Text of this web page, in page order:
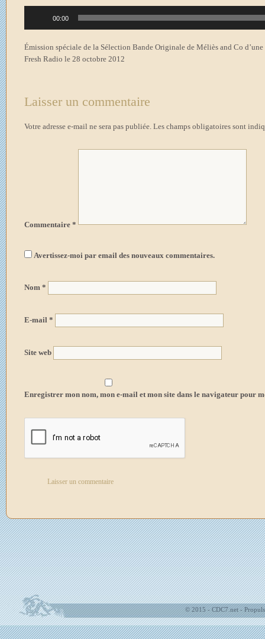
00:00
Émission spéciale de la Sélection Bande Originale de Méliès and Co
Fresh Radio le 28 octobre 2012
Laisser un commentaire
Votre adresse e-mail ne sera pas publiée. Les champs obligatoires sont
Commentaire *
Avertissez-moi par email des nouveaux commentaires.
Nom *
E-mail *
Site web
Enregistrer mon nom, mon e-mail et mon site dans le navigateur pour
© 2015 - CDC7.net -